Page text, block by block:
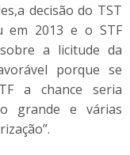
decisão do TST
em 2013 e o STF
a licitude da
porque se
a chance seria
grande e várias